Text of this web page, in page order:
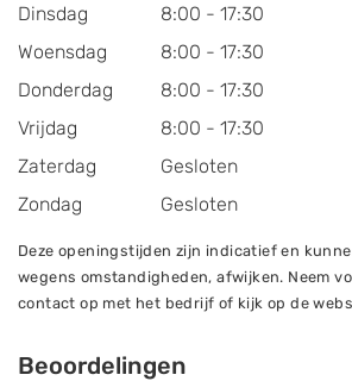
Dinsdag
8:00 - 17:30
Woensdag
8:00 - 17:30
Donderdag
8:00 - 17:30
Vrijdag
8:00 - 17:30
Zaterdag
Gesloten
Zondag
Gesloten
Deze openingstijden zijn indicatief en
wegens omstandigheden, afwijken. Neem
contact op met het bedrijf of kijk op de
Beoordelingen